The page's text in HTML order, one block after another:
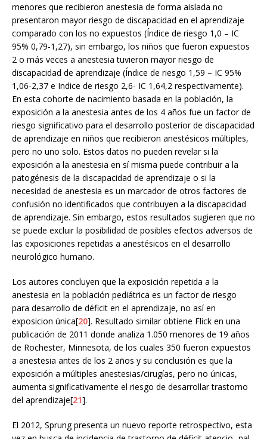
menores que recibieron anestesia de forma aislada no
presentaron mayor riesgo de discapacidad en el aprendizaje
comparado con los no expuestos (Índice de riesgo 1,0 – IC
95% 0,79-1,27), sin embargo, los niños que fueron expuestos
2 o más veces a anestesia tuvieron mayor riesgo de
discapacidad de aprendizaje (Índice de riesgo 1,59 – IC 95%
1,06-2,37 e Indice de riesgo 2,6- IC 1,64,2 respectivamente).
En esta cohorte de nacimiento basada en la población, la
exposición a la anestesia antes de los 4 años fue un factor de
riesgo significativo para el desarrollo posterior de discapacidad
de aprendizaje en niños que recibieron anestésicos múltiples,
pero no uno solo. Estos datos no pueden revelar si la
exposición a la anestesia en sí misma puede contribuir a la
patogénesis de la discapacidad de aprendizaje o si la
necesidad de anestesia es un marcador de otros factores de
confusión no identificados que contribuyen a la discapacidad
de aprendizaje. Sin embargo, estos resultados sugieren que no
se puede excluir la posibilidad de posibles efectos adversos de
las exposiciones repetidas a anestésicos en el desarrollo
neurológico humano.
Los autores concluyen que la exposición repetida a la
anestesia en la población pediátrica es un factor de riesgo
para desarrollo de déficit en el aprendizaje, no así en
exposicion única[20]. Resultado similar obtiene Flick en una
publicación de 2011 donde analiza 1.050 menores de 19 años
de Rochester, Minnesota, de los cuales 350 fueron expuestos
a anestesia antes de los 2 años y su conclusión es que la
exposición a múltiples anestesias/cirugías, pero no únicas,
aumenta significativamente el riesgo de desarrollar trastorno
del aprendizaje[21].
El 2012, Sprung presenta un nuevo reporte retrospectivo, esta